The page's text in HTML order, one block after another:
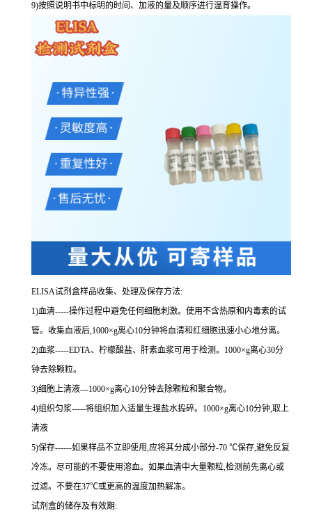
9)按照说明书中标明的时间、加液的量及顺序进行温育操作。
ELISA试剂盒样品收集、处理及保存方法:
1)血清-----操作过程中避免任何细胞刺激。使用不含热原和内毒素的试
管。收集血液后,1000×g离心10分钟将血清和红细胞迅速小心地分离。
2)血浆-----EDTA、柠檬酸盐、肝素血浆可用于检测。 1000×g离心30分
钟去除颗粒。
3)细胞上清液---1000×g离心10分钟去除颗粒和聚合物。
4)组织匀浆-----将组织加入适量生理盐水捣碎。 1000×g离心10分钟,取上
清液
5)保存------如果样品不立即使用,应将其分成小部分-70 ℃保存,避免反复
冷冻。尽可能的不要使用溶血。如果血清中大量颗粒,检测前先离心或
过滤。不要在37℃或更高的温度加热解冻。
试剂盒的储存及有效期: